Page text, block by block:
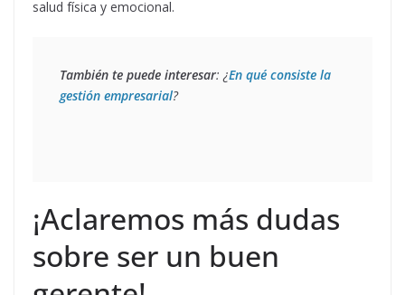
salud física y emocional.
También te puede interesar: ¿En qué consiste la
gestión empresarial?
¡Aclaremos más dudas
sobre ser un buen